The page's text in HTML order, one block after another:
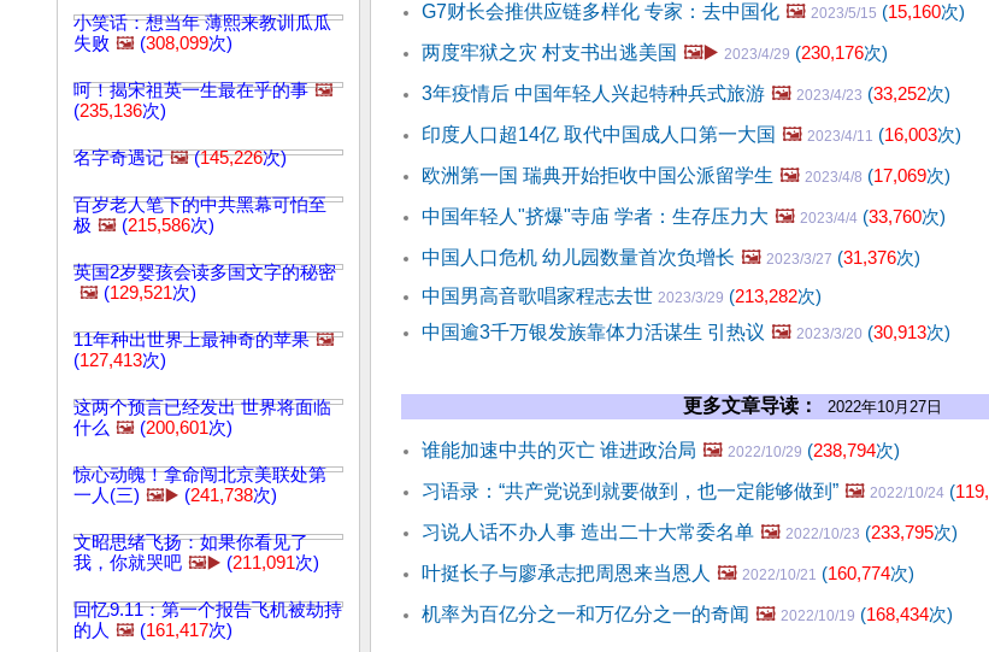
小笑话：想当年 薄熙来教训瓜瓜
失败 🖼️ (308,099次)
呵！揭宋祖英一生最在乎的事 🖼️
(235,136次)
名字奇遇记 🖼️(145,226次)
百岁老人笔下的中共黑幕可怕至
极 🖼️ (215,586次)
英国2岁婴孩会读多国文字的秘密
🖼️ (129,521次)
11年种出世界上最神奇的苹果 🖼️
(127,413次)
这两个预言已经发出 世界将面临
什么 🖼️ (200,601次)
惊心动魄！拿命闯北京美联处第
一人(三) 🖼️▶️ (241,738次)
文昭思绪飞扬：如果你看见了
我，你就哭吧 🖼️▶️ (211,091次)
回忆9.11：第一个报告飞机被劫持
的人 🖼️ (161,417次)
G7财长会推供应链多样化 专家：去中国化 🖼️ 2023/5/15 (15,160次)
两度牢狱之灾 村支书出逃美国 🖼️▶️ 2023/4/29 (230,176次)
3年疫情后 中国年轻人兴起特种兵式旅游 🖼️ 2023/4/23 (33,252次)
印度人口超14亿 取代中国成人口第一大国 🖼️ 2023/4/11 (16,003次)
欧洲第一国 瑞典开始拒收中国公派留学生 🖼️ 2023/4/8 (17,069次)
中国年轻人"挤爆"寺庙 学者：生存压力大 🖼️ 2023/4/4 (33,760次)
中国人口危机 幼儿园数量首次负增长 🖼️ 2023/3/27 (31,376次)
中国男高音歌唱家程志去世 2023/3/29 (213,282次)
中国逾3千万银发族靠体力活谋生 引热议 🖼️ 2023/3/20 (30,913次)
更多文章导读： 2022年10月27日
谁能加速中共的灭亡 谁进政治局 🖼️ 2022/10/29 (238,794次)
习语录：“共产党说到就要做到，也一定能够做到” 🖼️ 2022/10/24 (
习说人话不办人事 造出二十大常委名单 🖼️ 2022/10/23 (233,795次)
叶挺长子与廖承志把周恩来当恩人 🖼️ 2022/10/21 (160,774次)
机率为百亿分之一和万亿分之一的奇闻 🖼️ 2022/10/19 (168,434次)